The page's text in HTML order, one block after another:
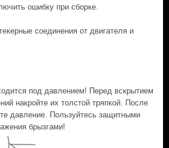
ошибку при сборке.
соединения от двигателя и
под давлением! Перед вскрытием
накройте их толстой тряпкой. После
давление. Пользуйтесь защитными
брызгами!